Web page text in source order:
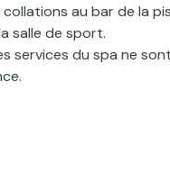
au bar de la
salle de sport.
services du spa ne